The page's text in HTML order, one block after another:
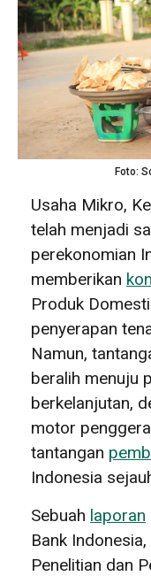
Foto:
Usaha Mikro,
telah menjadi
perekonomian
memberikan
Produk
penyerapan
Namun,
beralih menuju
berkelanjutan,
motor
tantangan
Indonesia
Sebuah laporan
Bank
Penelitian dan